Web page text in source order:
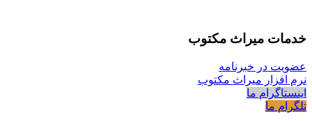
خدمات میراث مکتوب
عضویت در خبرنامه
نرم افزار میراث مکتوب
اینستاگرام ما
تلگرام ما